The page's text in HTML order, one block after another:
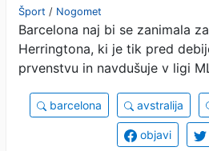
Barcelone
Šport / Nogomet
Barcelona naj bi se zanimala
Herringtona, ki je tik pred
prvenstvu in navdušuje v ligi
barcelona avstralija
objavi